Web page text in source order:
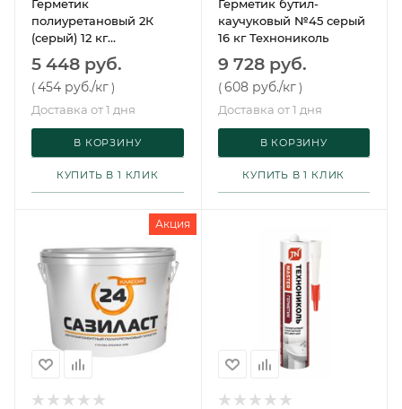
Герметик
полиуретановый 2К
(серый) 12 кг
Технониколь
5 448 руб.
(454 руб./кг)
Доставка от 1 дня
В КОРЗИНУ
КУПИТЬ В 1 КЛИК
Герметик бутил-
каучуковый №45 серый
16 кг Технониколь
9 728 руб.
(608 руб./кг )
Доставка от 1 дня
В КОРЗИНУ
КУПИТЬ В 1 КЛИК
Акция